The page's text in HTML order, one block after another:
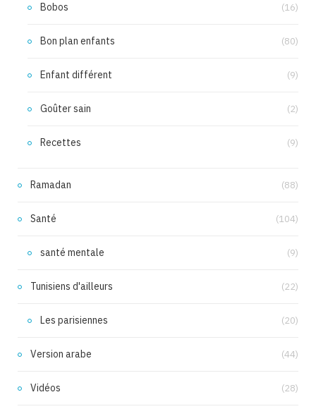
Bobos (16)
Bon plan enfants (80)
Enfant différent (9)
Goûter sain (2)
Recettes (9)
Ramadan (88)
Santé (104)
santé mentale (9)
Tunisiens d'ailleurs (22)
Les parisiennes (20)
Version arabe (44)
Vidéos (28)